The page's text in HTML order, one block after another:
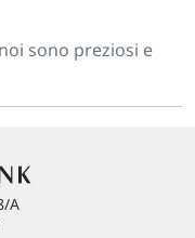
sono preziosi e
A